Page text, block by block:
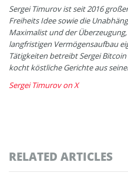
Sergei Timurov ist seit 2016
Freiheits Idee sowie die
Maximalist und der
langfristigen Vermögensaufbau
Tätigkeiten betreibt Sergei
kocht köstliche Gerichte aus
Sergei Timurov on X
RELATED ARTICLES